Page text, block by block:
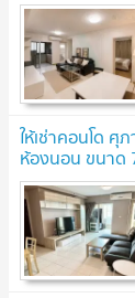
ให้เช่าคอนโด ศุ
ห้องนอน ขนาด